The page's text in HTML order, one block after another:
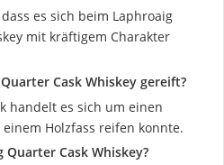
es sich beim Laphroaig
mit kräftigem Charakter
Cask Whiskey gereift?
handelt es sich um einen
Holzfass reifen konnte.
Cask Whiskey?